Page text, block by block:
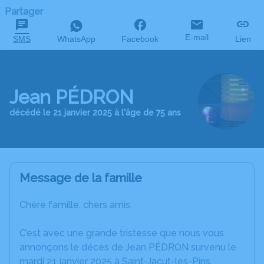
Partager
SMS WhatsApp Facebook E-mail Lien
Jean PÉDRON
décédé le 21 janvier 2025 à l'âge de 75 ans
Message de la famille
Chère famille, chers amis,
C’est avec une grande tristesse que nous vous
annonçons le décès de Jean PÉDRON survenu le
mardi 21 janvier 2025 à Saint-Jacut-les-Pins.